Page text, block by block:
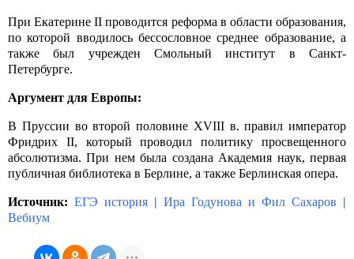
При ЕкатеринеII проводится реформа в области образования,
по которой вводилось бессословное среднее образование, а
также был учрежден Смольный институт в Санкт-
Петербурге.
Аргумент для Европы:
В Пруссии во второй половине XVIII в. правил император
Фридрих II, который проводил политику просвещенного
абсолютизма. При нем была создана Академия наук, первая
публичная библиотека в Берлине, а также Берлинская опера.
Источник: ЕГЭ история | Ира Годунова и Фил Сахаров |
Вебиум